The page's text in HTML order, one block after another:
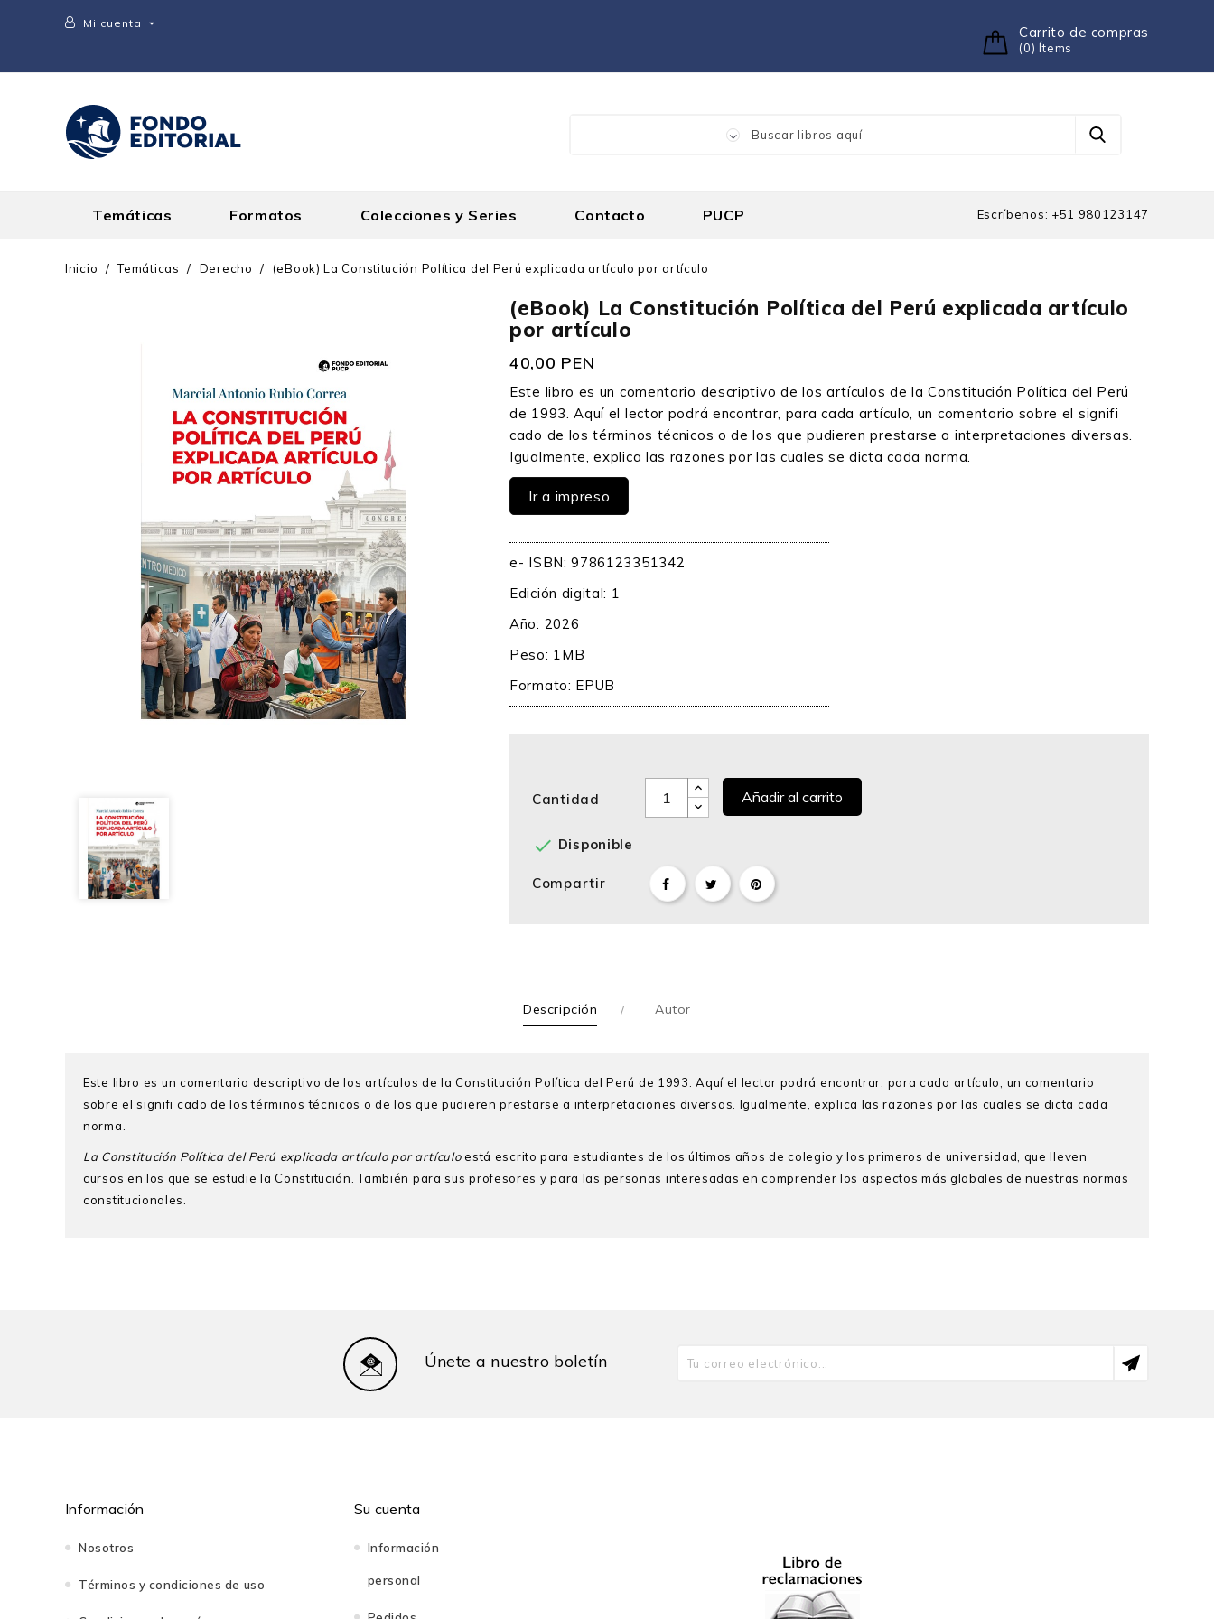
Mi cuenta 
Carrito de compras
(0) Ítems
Temáticas Formatos Colecciones y Series Contacto PUCP Escríbenos: +51 980123147
Inicio Temáticas Derecho (eBook) La Constitución Política del Perú explicada artículo por artículo
(eBook) La Constitución Política del Perú explicada artículo
por artículo
40,00 PEN
Este libro es un comentario descriptivo de los artículos de la Constitución Política del Perú
de 1993. Aquí el lector podrá encontrar, para cada artículo, un comentario sobre el signifi
cado de los términos técnicos o de los que pudieren prestarse a interpretaciones diversas.
Igualmente, explica las razones por las cuales se dicta cada norma.
Ir a impreso
e- ISBN: 9786123351342
Edición digital: 1
Año: 2026
Peso: 1MB
Formato: EPUB
Cantidad Añadir al carrito
 Disponible
Compartir
Descripción Autor
Este libro es un comentario descriptivo de los artículos de la Constitución Política del Perú de 1993. Aquí el lector podrá encontrar, para cada artículo, un comentario
sobre el signifi cado de los términos técnicos o de los que pudieren prestarse a interpretaciones diversas. Igualmente, explica las razones por las cuales se dicta cada
norma.
La Constitución Política del Perú explicada artículo por artículoestá escrito para estudiantes de los últimos años de colegio y los primeros de universidad, que lleven
cursos en los que se estudie la Constitución. También para sus profesores y para las personas interesadas en comprender los aspectos más globales de nuestras normas
constitucionales.
Únete a nuestro boletín
Información
Nosotros
Términos y condiciones de uso
Su cuenta
Información
personal